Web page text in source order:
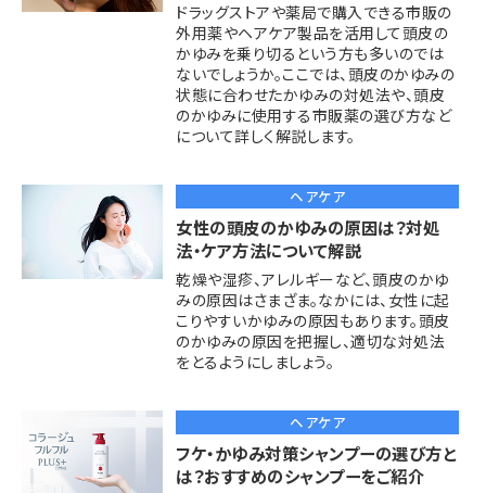
ドラッグストアや薬局で購入できる市販の
外用薬やヘアケア製品を活用して頭皮の
かゆみを乗り切るという方も多いのでは
ないでしょうか。ここでは、頭皮のかゆみの
状態に合わせたかゆみの対処法や、頭皮
のかゆみに使用する市販薬の選び方など
について詳しく解説します。
ヘアケア
女性の頭皮のかゆみの原因は？対処
法・ケア方法について解説
乾燥や湿疹、アレルギーなど、頭皮のかゆ
みの原因はさまざま。なかには、女性に起
こりやすいかゆみの原因もあります。頭皮
のかゆみの原因を把握し、適切な対処法
をとるようにしましょう。
ヘアケア
フケ・かゆみ対策シャンプーの選び方と
は？おすすめのシャンプーをご紹介